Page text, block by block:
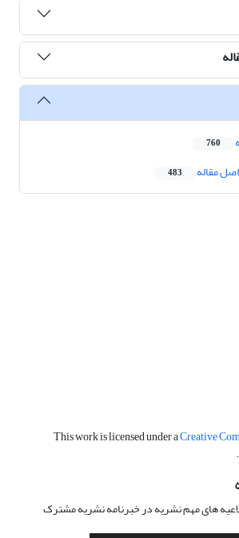
760
مقاله 483
This work is licensed under aCreative
.
های مهم نشریه در خبرنامه نشریه مشترک